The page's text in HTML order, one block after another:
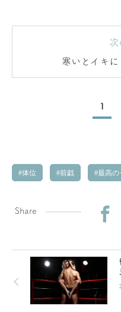
次
寒いとイキ
1
体位 前戯 最高の
Share